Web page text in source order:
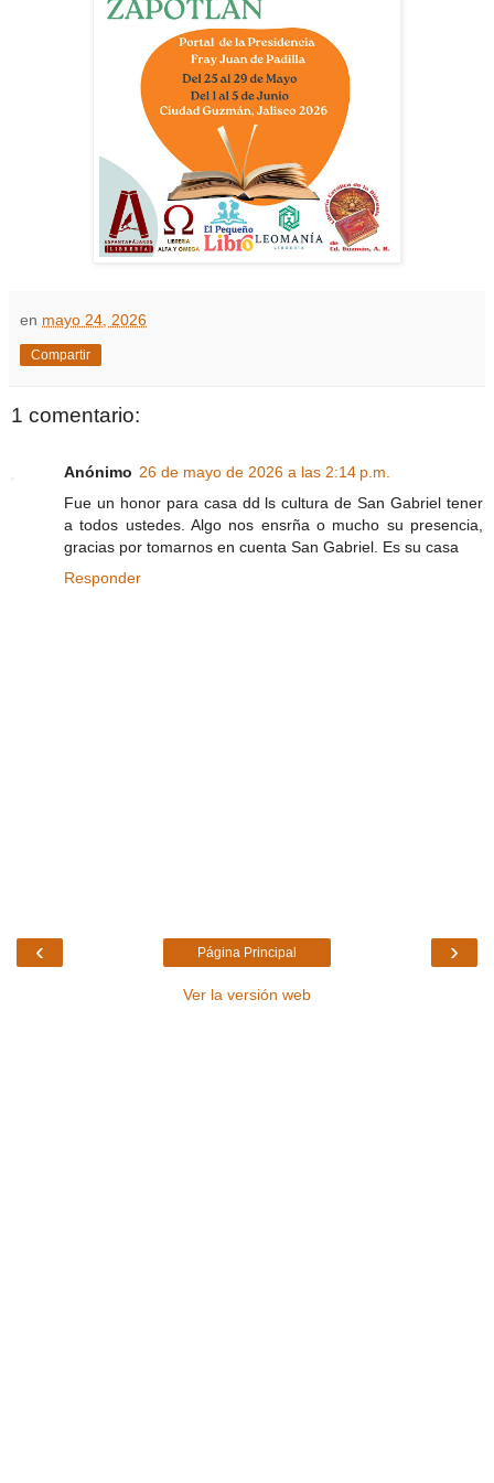
en mayo 24, 2026
Compartir
1 comentario:
Anónimo 26 de mayo de 2026 a las 2:14 p.m.
Fue un honor para casa dd ls cultura de San Gabriel tener
a todos ustedes. Algo nos ensrña o mucho su presencia,
gracias por tomarnos en cuenta San Gabriel. Es su casa
Responder
‹ ›
Página Principal
Ver la versión web